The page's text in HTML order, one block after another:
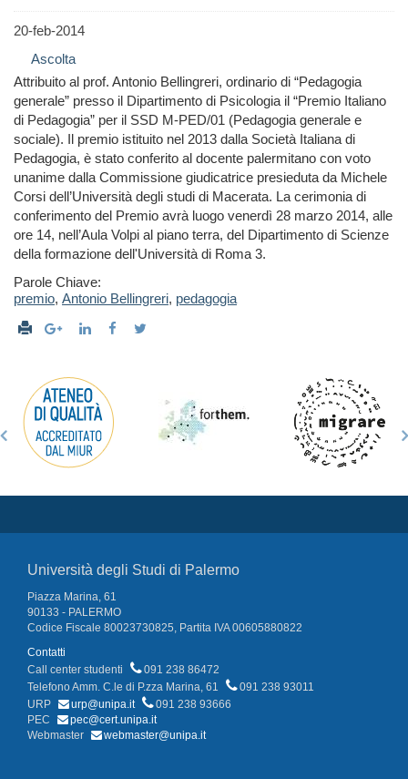
20-feb-2014
Ascolta
Attribuito al prof. Antonio Bellingreri, ordinario di “Pedagogia
generale” presso il Dipartimento di Psicologia il “Premio Italiano
di Pedagogia” per il SSD M-PED/01 (Pedagogia generale e
sociale). Il premio istituito nel 2013 dalla Società Italiana di
Pedagogia, è stato conferito al docente palermitano con voto
unanime dalla Commissione giudicatrice presieduta da Michele
Corsi dell’Università degli studi di Macerata. La cerimonia di
conferimento del Premio avrà luogo venerdì 28 marzo 2014, alle
ore 14, nell’Aula Volpi al piano terra, del Dipartimento di Scienze
della formazione dell'Università di Roma 3.
Parole Chiave:
premio, Antonio Bellingreri, pedagogia
Università degli Studi di Palermo
Piazza Marina, 61
90133 - PALERMO
Codice Fiscale 80023730825, Partita IVA 00605880822
Contatti
Call center studenti
091 238 86472
Telefono Amm. C.le di P.zza Marina, 61
091 238 93011
URP
urp@unipa.it
091 238 93666
PEC
pec@cert.unipa.it
Webmaster
webmaster@unipa.it